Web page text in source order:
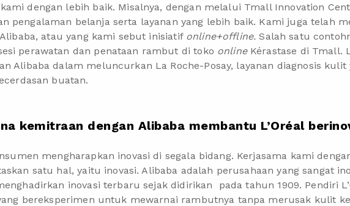
dengan lebih baik. Misalnya, dengan melalui Tmall Innovation
pengalaman belanja serta layanan yang lebih baik. Kami juga telah
atau yang kami sebut inisiatif online+offline.Salah satu
perawatan dan penataan rambut di toko online Kérastase di Tmall.
Alibaba dalam meluncurkan La Roche-Posay, layanan diagnosis kulit
buatan.
kemitraan dengan Alibaba membantu L’Oréal
mengharapkan inovasi di segala bidang. Kerjasama kami
satu hal, yaitu inovasi. Alibaba adalah perusahaan yang sangat
inovasi terbaru sejak didirikan pada tahun 1909. Pendiri
bereksperimen untuk mewarnai rambutnya tanpa merusak kulit